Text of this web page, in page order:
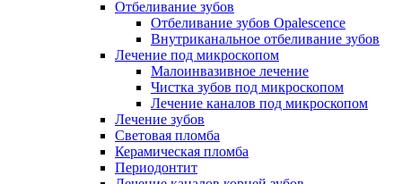
Отбеливание зубов
Отбеливание зубов Opalescence
Внутриканальное отбеливание зубов
Лечение под микроскопом
Малоинвазивное лечение
Чистка зубов под микроскопом
Лечение каналов под микроскопом
Лечение зубов
Световая пломба
Керамическая пломба
Периодонтит